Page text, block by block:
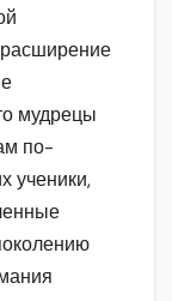
мудрецы
по-
ученики,